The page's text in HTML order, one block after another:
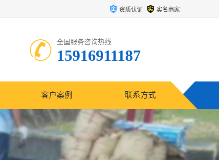
资质认证 实名商家
全国服务咨询热线:
15916911187
客户案例 联系方式